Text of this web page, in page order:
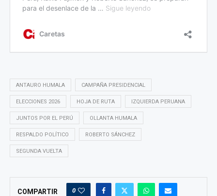
ANTAURO HUMALA CAMPAÑA PRESIDENCIAL
ELECCIONES 2026 HOJA DE RUTA IZQUIERDA PERUANA
JUNTOS POR EL PERÚ OLLANTA HUMALA
RESPALDO POLÍTICO ROBERTO SÁNCHEZ
SEGUNDA VUELTA
COMPARTIR 0